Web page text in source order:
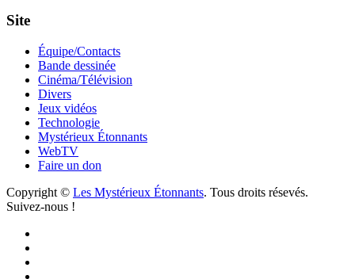
Site
Équipe/Contacts
Bande dessinée
Cinéma/Télévision
Divers
Jeux vidéos
Technologie
Mystérieux Étonnants
WebTV
Faire un don
Copyright © Les Mystérieux Étonnants. Tous droits résevés.
Suivez-nous !